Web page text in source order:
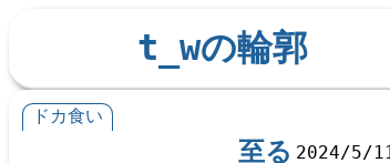
t_wの輪郭
ドカ食い
至る 2024/5/